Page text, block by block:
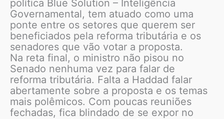
política Blue Solution – Inteligência
Governamental, tem atuado como uma
ponte entre os setores que querem ser
beneficiados pela reforma tributária e os
senadores que vão votar a proposta.
Na reta final, o ministro não pisou no
Senado nenhuma vez para falar de
reforma tributária. Falta a Haddad falar
abertamente sobre a proposta e os temas
mais polêmicos. Com poucas reuniões
fechadas, fica blindado de se expor no